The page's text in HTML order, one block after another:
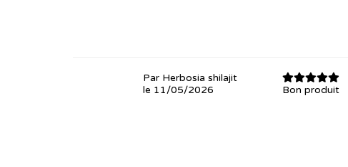
Par Herbosia shilajit
le 11/05/2026
Bon produit